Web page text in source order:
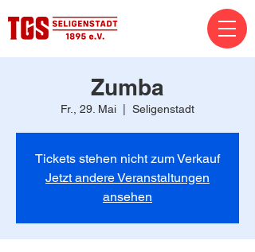
Zumba
Fr., 29. Mai Seligenstadt
Tickets stehen nicht zum Verkauf
Jetzt andere Veranstaltungen
ansehen